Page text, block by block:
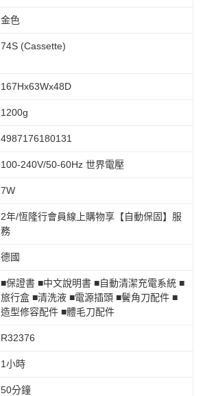
金色
74S (Cassette)
167Hx63Wx48D
1200g
4987176180131
100-240V/50-60Hz 世界電壓
7W
2年/恆隆行會員線上購物享【自動保固】服
務
德國
■保證書 ■中文說明書 ■自動清潔充電系統 ■
旅行盒 ■清洗液 ■電源插頭 ■鬢角刀配件 ■
造型修容配件 ■體毛刀配件
R32376
1小時
50分鐘